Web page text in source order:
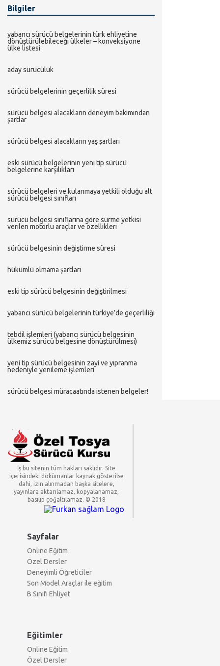
Bilgiler
yabanci sürücü belgeleri̇ni̇n türk ehli̇yeti̇ne
dönüştürülebi̇leceği̇ ülkeler – konveksi̇yone
ülke li̇stesi̇
aday sürücülük
sürücü belgeleri̇ni̇n geçerli̇li̇k süresi̇
sürücü belgesi̇ alacaklarin deneyi̇m bakimindan
şartlar
sürücü belgesi̇ alacaklarin yaş şartlari
eski̇ sürücü belgeleri̇ni̇n yeni̇ ti̇p sürücü
belgeleri̇ne karşiliklari
sürücü belgeleri̇ ve kulanmaya yetki̇li̇ olduğu alt
sürücü belgesi̇ siniflari
sürücü belgesi̇ siniflarina göre sürme yetki̇si̇
veri̇len motorlu araçlar ve özelli̇kleri̇
sürücü belgesi̇ni̇n deği̇şti̇rme süresi̇
hükümlü olmama şartlari
eski tip sürücü belgesinin değiştirilmesi
yabancı sürücü belgelerinin türkiye’de geçerliliği
tebdil i̇şlemleri (yabancı sürücü belgesinin
ülkemiz sürücü belgesine dönüştürülmesi)
yeni tip sürücü belgesinin zayi ve yıpranma
nedeniyle yenileme i̇şlemleri
sürücü belgesi̇ müracaatinda i̇stenen belgeler!
İş bu sitenin tüm hakları saklıdır. Site
içerisindeki dökümanlar kaynak gösterilse
dahi, izin alınmadan başka sitelere,
yayınlara aktarılamaz, kopyalanamaz,
basılıp çoğaltılamaz. © 2018
Sayfalar
Online Eğitim
Özel Dersler
Deneyimli Öğreticiler
Son Model Araçlar ile eğitim
B Sınıfı Ehliyet
Eğitimler
Online Eğitim
Özel Dersler